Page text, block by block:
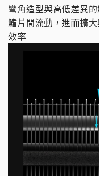
彎角造型與高低差異
鰭片間流動，進而擴
效率